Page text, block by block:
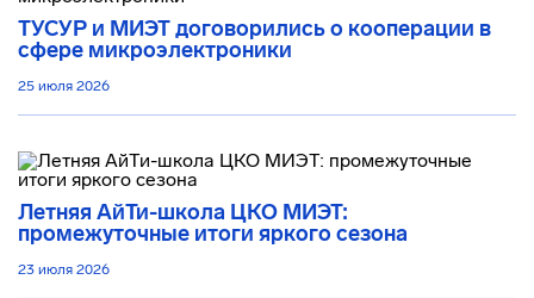
ТУСУР и МИЭТ договорились о кооперации в
сфере микроэлектроники
25 июля 2026
Летняя АйТи-школа ЦКО МИЭТ:
промежуточные итоги яркого сезона
23 июля 2026